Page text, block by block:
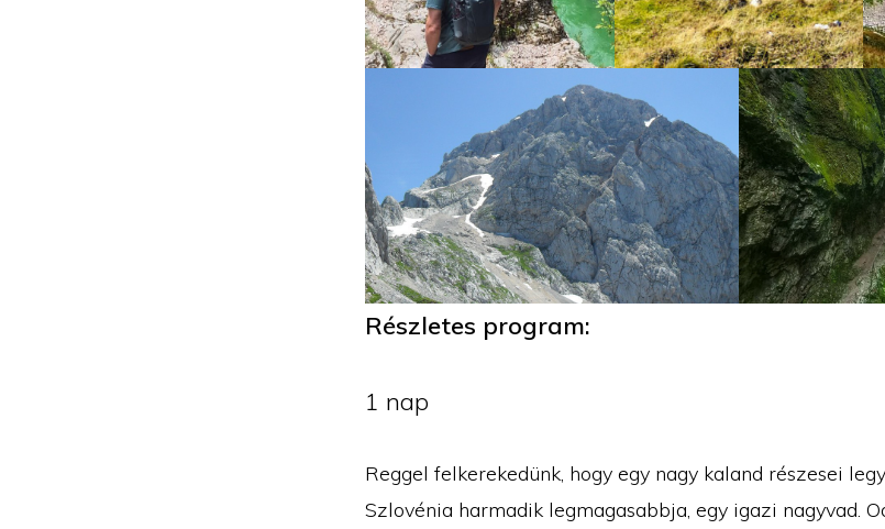
Részletes program:
1 nap
Reggel felkerekedünk, hogy egy nagy kaland részesei
Szlovénia harmadik legmagasabbja, egy igazi nagyvad.